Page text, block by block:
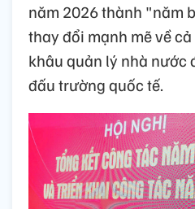
năm 2026 thành "năm
thay đổi mạnh mẽ về
khâu quản lý nhà nước
đấu trường quốc tế.